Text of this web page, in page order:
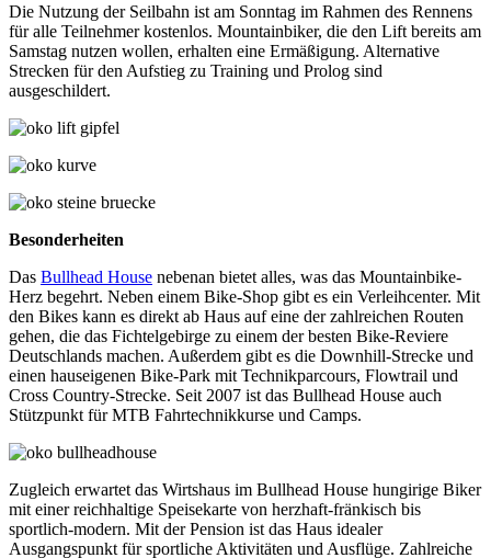
Die Nutzung der Seilbahn ist am Sonntag im Rahmen des Rennens
für alle Teilnehmer kostenlos. Mountainbiker, die den Lift bereits am
Samstag nutzen wollen, erhalten eine Ermäßigung. Alternative
Strecken für den Aufstieg zu Training und Prolog sind
ausgeschildert.
Besonderheiten
Das Bullhead House nebenan bietet alles, was das Mountainbike-
Herz begehrt. Neben einem Bike-Shop gibt es ein Verleihcenter. Mit
den Bikes kann es direkt ab Haus auf eine der zahlreichen Routen
gehen, die das Fichtelgebirge zu einem der besten Bike-Reviere
Deutschlands machen. Außerdem gibt es die Downhill-Strecke und
einen hauseigenen Bike-Park mit Technikparcours, Flowtrail und
Cross Country-Strecke. Seit 2007 ist das Bullhead House auch
Stützpunkt für MTB Fahrtechnikkurse und Camps.
Zugleich erwartet das Wirtshaus im Bullhead House hungirige Biker
mit einer reichhaltige Speisekarte von herzhaft-fränkisch bis
sportlich-modern. Mit der Pension ist das Haus idealer
Ausgangspunkt für sportliche Aktivitäten und Ausflüge. Zahlreiche